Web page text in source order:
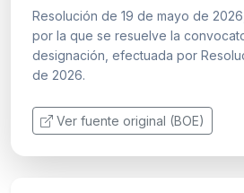
Resolución de 19 de mayo de
por la que se resuelve la
designación, efectuada por
de 2026.
Ver fuente original (BOE)